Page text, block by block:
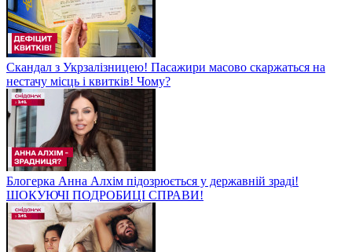
Скандал з Укрзалізницею! Пасажири масово скаржаться на
нестачу місць і квитків! Чому?
Блогерка Анна Алхім підозрюється у державній зраді!
ШОКУЮЧІ ПОДРОБИЦІ СПРАВИ!